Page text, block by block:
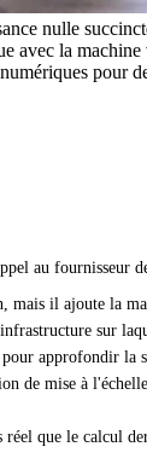
nulle
avec la
pour
au
il ajoute la
sur
approfondir la
mise à
réel que le calcul